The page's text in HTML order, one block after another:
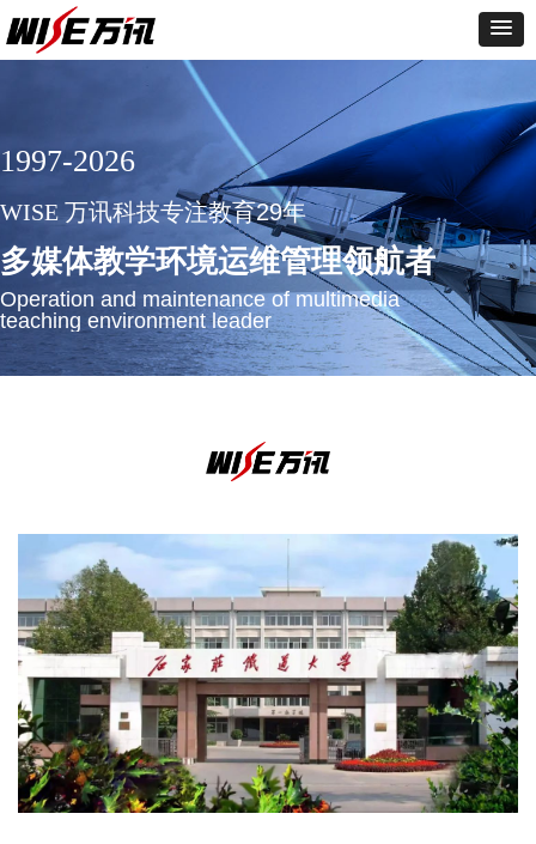
1997-2026
WISE 万讯科技专注教育29年
多媒体教学环境运维管理领航者
Operation and maintenance of multimedia
teaching environment leader